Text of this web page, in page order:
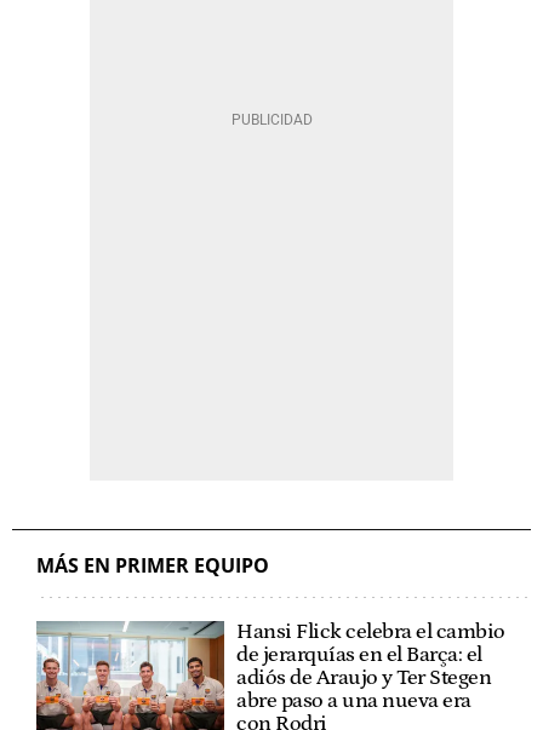
MÁS EN PRIMER EQUIPO
Hansi Flick celebra el cambio
de jerarquías en el Barça: el
adiós de Araujo y Ter Stegen
abre paso a una nueva era
con Rodri